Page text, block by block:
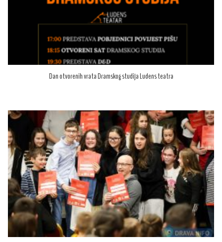
Dan otvorenih vrata Dramskog studija Ludens teatra